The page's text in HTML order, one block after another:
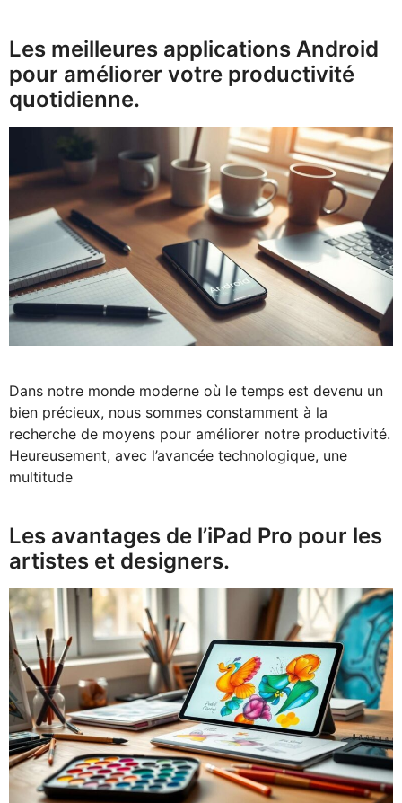
Les meilleures applications Android
pour améliorer votre productivité
quotidienne.
Dans notre monde moderne où le temps est devenu un
bien précieux, nous sommes constamment à la
recherche de moyens pour améliorer notre productivité.
Heureusement, avec l’avancée technologique, une
multitude
Les avantages de l’iPad Pro pour les
artistes et designers.